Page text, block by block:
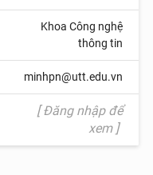
Khoa Công nghệ
thông tin
minhpn@utt.edu.vn
[ Đăng nhập để
xem ]